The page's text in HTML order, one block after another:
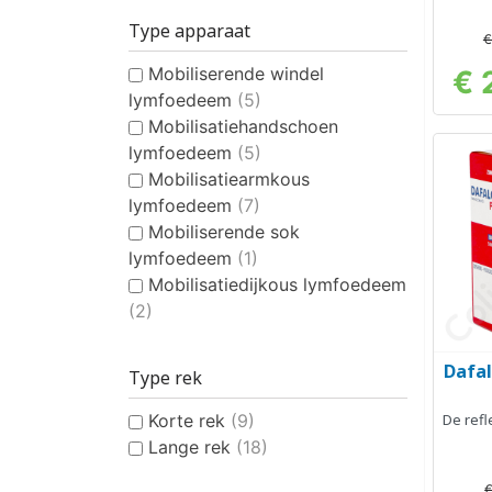
Type apparaat
Mobiliserende windel
lymfoedeem (5)
Mobilisatiehandschoen
lymfoedeem (5)
Mobilisatiearmkous
lymfoedeem (7)
Mobiliserende sok
lymfoedeem (1)
Mobilisatiedijkous lymfoedeem
(2)
Type rek
Korte rek (9)
Lange rek (18)
€
De